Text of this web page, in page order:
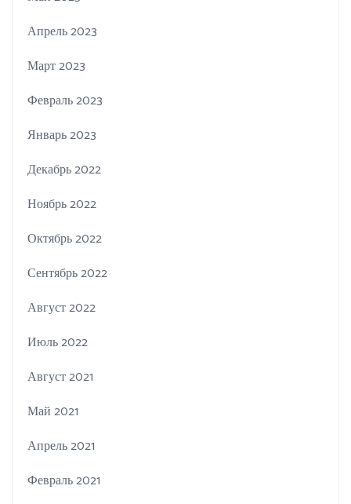
Апрель 2023
Март 2023
Февраль 2023
Январь 2023
Декабрь 2022
Ноябрь 2022
Октябрь 2022
Сентябрь 2022
Август 2022
Июль 2022
Август 2021
Май 2021
Апрель 2021
Февраль 2021